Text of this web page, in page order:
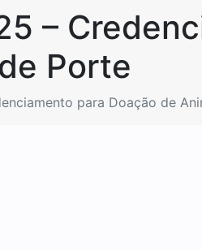
–
Porte
para Doação de